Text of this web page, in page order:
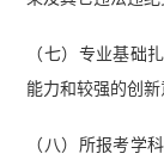
（七）专业基础
能力和较强的创新
（八）所报考学